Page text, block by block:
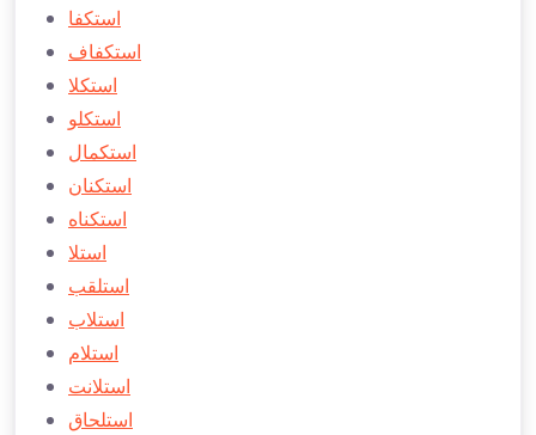
استكفا
استكفاف
استكلا
استكلو
استكمال
استكنان
استكناه
استلا
استلقب
استلاب
استلام
استلانت
استلحاق